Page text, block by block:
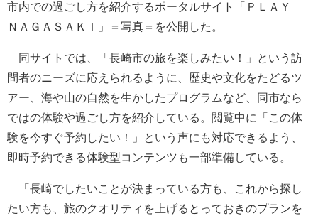
市内での過ごし方を紹介するポータルサイト「ＰＬＡＹ
ＮＡＧＡＳＡＫＩ」＝写真＝を公開した。
同サイトでは、「長崎市の旅を楽しみたい！」という訪
問者のニーズに応えられるように、歴史や文化をたどるツ
アー、海や山の自然を生かしたプログラムなど、同市なら
ではの体験や過ごし方を紹介している。閲覧中に「この体
験を今すぐ予約したい！」という声にも対応できるよう、
即時予約できる体験型コンテンツも一部準備している。
「長崎でしたいことが決まっている方も、これから探し
たい方も、旅のクオリティを上げるとっておきのプランを